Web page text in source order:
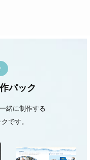
パック
緒に制作する
です。